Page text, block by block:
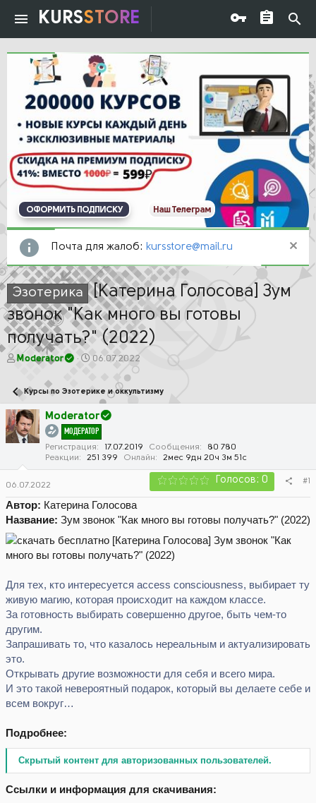
KURSSTORE
ОФОРМИТЬ ПОДПИСКУ Наш Телеграм
Почта для жалоб: kursstore@mail.ru
Эзотерика [Катерина Голосова] Зум
звонок "Как много вы готовы
получать?" (2022)
А
о
р
т
е
Moderator
Д
а
а
ч
а
л
а
06.07.2022
Курсы по Эзотерике и оккультизму
Moderator
МОДЕРАТОР
Регистрация 17.07.2019 Сообщения
80 780
Реакции
251 399 Онлайн 2мес 9дн 20ч 3м 51с
06.07.2022 Голосов: 0 #1
Автор: Катерина Голосова
Название: Зум звонок "Как много вы готовы получать?" (2022)
Для тех, кто интересуется access consciousness, выбирает ту
живую магию, которая происходит на каждом классе.
За готовность выбирать совершенно другое, быть чем-то
другим.
Запрашивать то, что казалось нереальным и актуализировать
это.
Открывать другие возможности для себя и всего мира.
И это такой невероятный подарок, который вы делаете себе и
всем вокруг…
Подробнее:
Скрытый контент для авторизованных пользователей.
Ссылки и информация для скачивания: